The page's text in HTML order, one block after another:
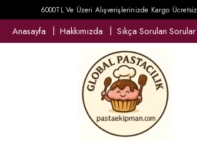
6000TL Ve Üzeri Alışverişlerinizde Kargo Ücretsiz
Anasayfa Hakkımızda Sıkça Sorulan Sorular